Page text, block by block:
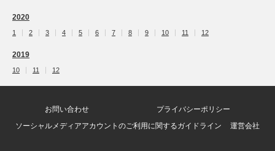
2020
1 2 3 4 5 6 7 8 9 10 11 12
2019
10 11 12
お問い合わせ
プライバシーポリシー
ソーシャルメディアアカウントのご利用に関するガイドライン
運営会社